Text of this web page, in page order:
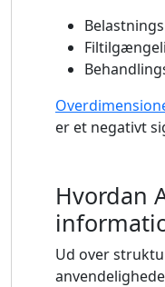
er et negativt
Hvordan
Ud over